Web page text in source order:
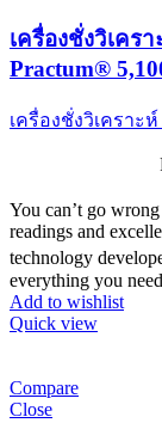
เครื่องชั่งวิเคร
Practum®
เครื่องชั่งวิเคราะห์
You can’t go
readings and
technology
everything you
Add to wishlist
Quick view
Compare
Close